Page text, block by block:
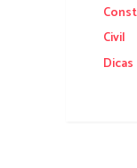
Civil
Dicas